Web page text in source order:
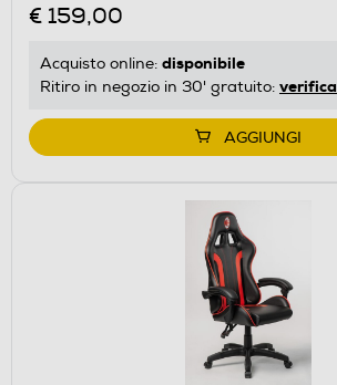
€ 159,00
Acquisto online: disponibile
Ritiro in negozio in 30' gratuito: verifica
AGGIUNGI